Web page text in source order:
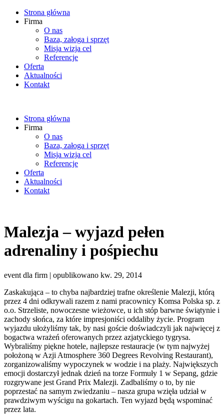
Strona główna
Firma
O nas
Baza, załoga i sprzęt
Misja wizja cel
Referencje
Oferta
Aktualności
Kontakt
Strona główna
Firma
O nas
Baza, załoga i sprzęt
Misja wizja cel
Referencje
Oferta
Aktualności
Kontakt
Malezja – wyjazd pełen
adrenaliny i pośpiechu
event dla firm | opublikowano kw. 29, 2014
Zaskakująca – to chyba najbardziej trafne określenie Malezji, którą
przez 4 dni odkrywali razem z nami pracownicy Komsa Polska sp. z
o.o. Strzeliste, nowoczesne wieżowce, u ich stóp barwne świątynie i
zachody słońca, za które impresjoniści oddaliby życie. Program
wyjazdu ułożyliśmy tak, by nasi goście doświadczyli jak najwięcej z
bogactwa wrażeń oferowanych przez azjatyckiego tygrysa.
Wybraliśmy piękne hotele, najlepsze restauracje (w tym najwyżej
położoną w Azji Atmosphere 360 Degrees Revolving Restaurant),
zorganizowaliśmy wypoczynek w wodzie i na plaży. Największych
emocji dostarczył jednak dzień na torze Formuły 1 w Sepang, gdzie
rozgrywane jest Grand Prix Malezji. Zadbaliśmy o to, by nie
poprzestać na samym zwiedzaniu – nasza grupa wzięła udział w
prawdziwym wyścigu na gokartach. Ten wyjazd będą wspominać
przez lata.